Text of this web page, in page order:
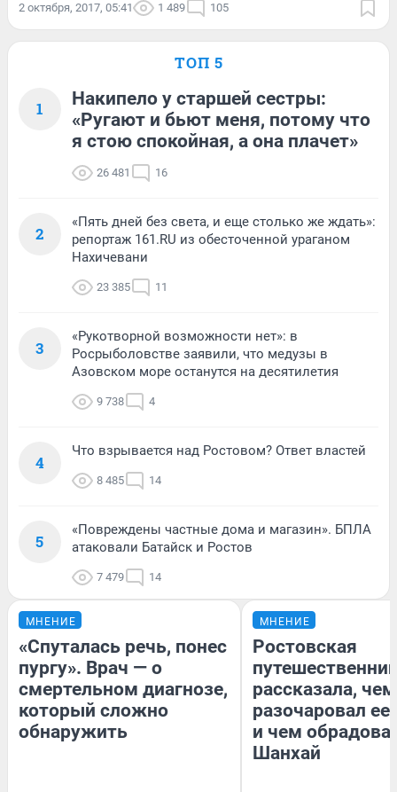
2 октября, 2017, 05:41 1 489 105
ТОП 5
1
Накипело у старшей сестры:
«Ругают и бьют меня, потому что
я стою спокойная, а она плачет»
26 481 16
2
«Пять дней без света, и еще столько же ждать»:
репортаж 161.RU из обесточенной ураганом
Нахичевани
23 385 11
3
«Рукотворной возможности нет»: в
Росрыболовстве заявили, что медузы в
Азовском море останутся на десятилетия
9 738 4
4
Что взрывается над Ростовом? Ответ властей
8 485 14
5
«Повреждены частные дома и магазин». БПЛА
атаковали Батайск и Ростов
7 479 14
МНЕНИЕ
«Спуталась речь, понес
пургу». Врач — о
смертельном диагнозе,
который сложно
обнаружить
МНЕНИЕ
Ростовская
рассказала, чем
разочаровал
и чем
Шанхай